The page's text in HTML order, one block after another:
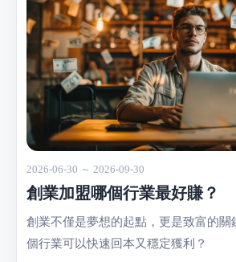
2026-06-30 ～ 2026-09-30
創業加盟哪個行業最好賺？
創業不僅是夢想的起點，更是致富的關
個行業可以快速回本又穩定獲利？